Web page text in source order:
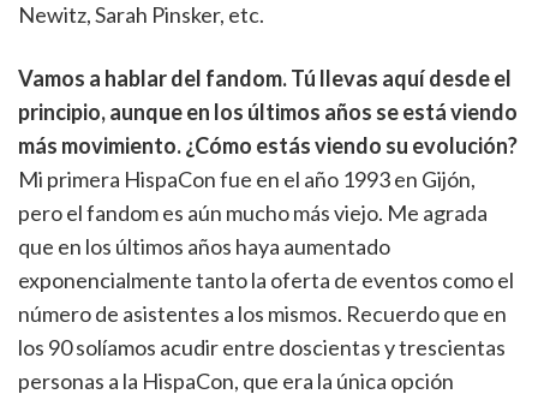
Newitz, Sarah Pinsker, etc.
Vamos a hablar del fandom. Tú llevas aquí desde el
principio, aunque en los últimos años se está viendo
más movimiento. ¿Cómo estás viendo su evolución?
Mi primera HispaCon fue en el año 1993 en Gijón,
pero el fandom es aún mucho más viejo. Me agrada
que en los últimos años haya aumentado
exponencialmente tanto la oferta de eventos como el
número de asistentes a los mismos. Recuerdo que en
los 90 solíamos acudir entre doscientas y trescientas
personas a la HispaCon, que era la única opción